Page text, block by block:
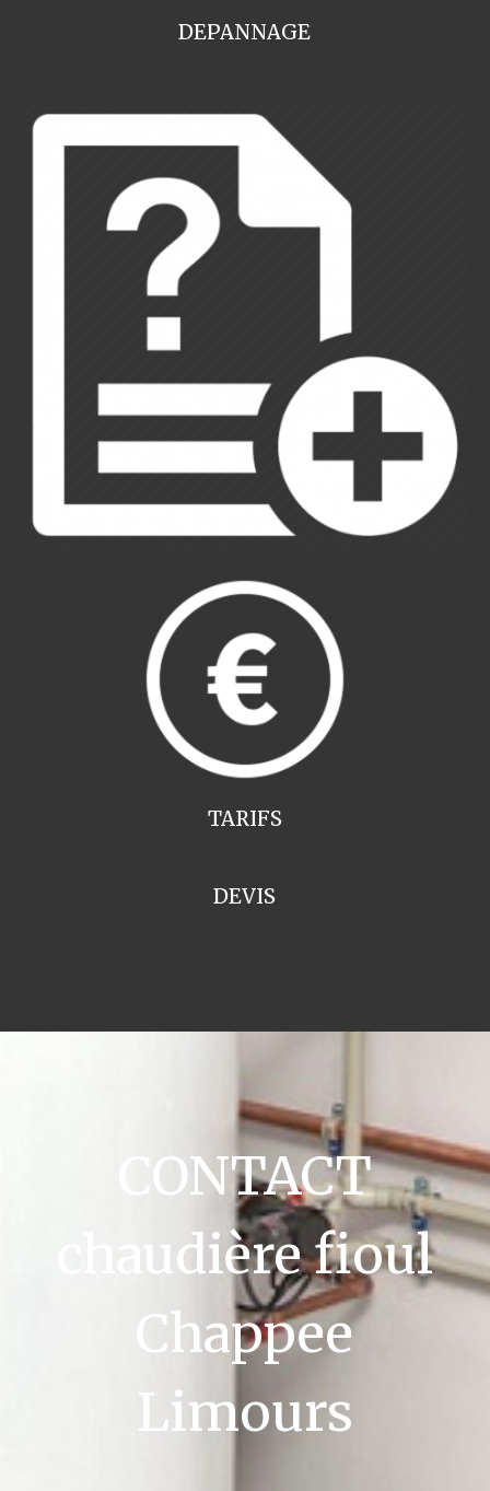
DEPANNAGE
TARIFS
DEVIS
CONTACT
chaudière fioul
Chappee
Limours